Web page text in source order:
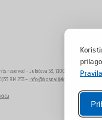
reserved - Jukićeva 53, 71000 Sarajevo,
814 253 - info@bosnalijek.ba